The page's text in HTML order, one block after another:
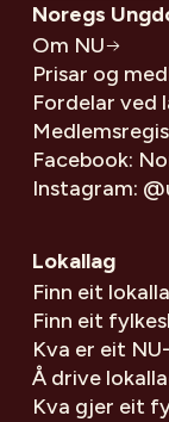
Noregs
Om NU
Prisar og
Fordelar ved
Facebook:
Instagram:
Lokallag
Finn eit
Finn eit
Kva er eit
Å drive
Kva gjer eit